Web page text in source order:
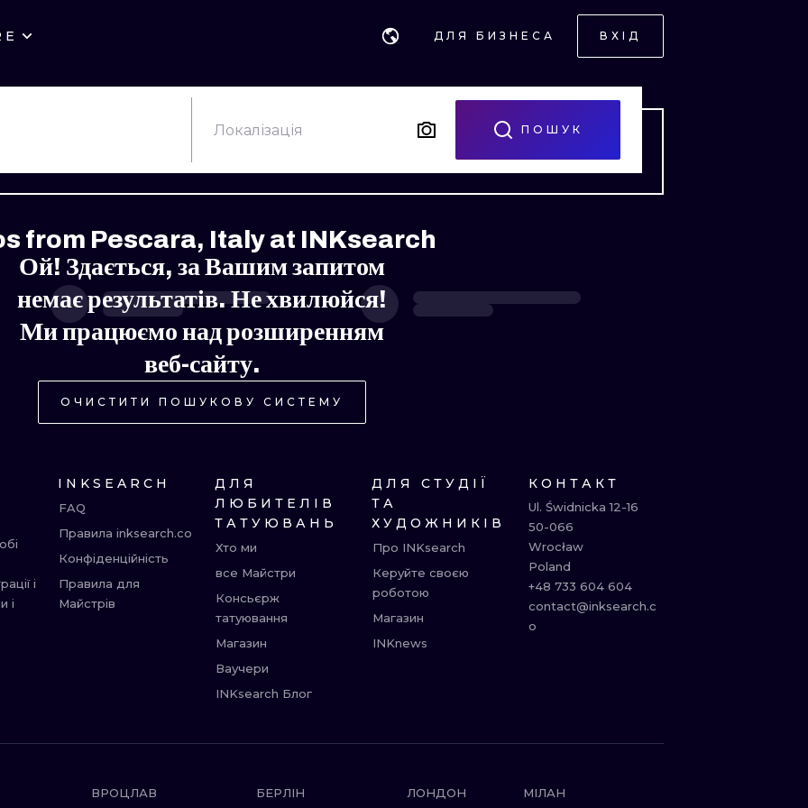
ДЛЯ БИЗНЕСА ВХІД
БУДАПЕШТ
КАТЕГОРІЇ ГЕОМЕТРИЧНІ
ХЭНДПОУК
ТРАДИЦІЙНИЙ ТРАЙБЛ
ИГНОРАНТ ЯПОНСЬКИЙ
МУЛЬТЯШНИЙ
ДОТВОРК
НЕО-ТРАДИШНЛ МІНІМАЛІСТИЧНИЙ
Локалізація ПОШУК
from Pescara, Italy at INKsearch
Ой! Здається, за Вашим запитом
немає результатів. Не хвилюйся!
Ми працюємо над розширенням
веб-сайту.
ОЧИСТИТИ ПОШУКОВУ СИСТЕМУ
і
і
INKSEARCH
FAQ
Правила inksearch.co
Конфіденційність
Правила для
Майстрів
ДЛЯ
ЛЮБИТЕЛІВ
ТАТУЮВАНЬ
Хто ми
все Майстри
Консьєрж
татуювання
Магазин
Ваучери
INKsearch Блог
ДЛЯ СТУДІЇ
ТА
ХУДОЖНИКІВ
Про INKsearch
Керуйте своєю
роботою
Магазин
INKnews
КОНТАКТ
Ul. Świdnicka 12-16
50-066
Wrocław
Poland
+48 733 604 604
contact@inksearch.c
o
ВРОЦЛАВ БЕРЛІН ЛОНДОН МІЛАН